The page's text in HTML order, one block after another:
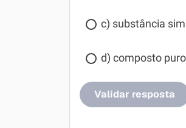
c) substância
d) composto puro
Validar resposta